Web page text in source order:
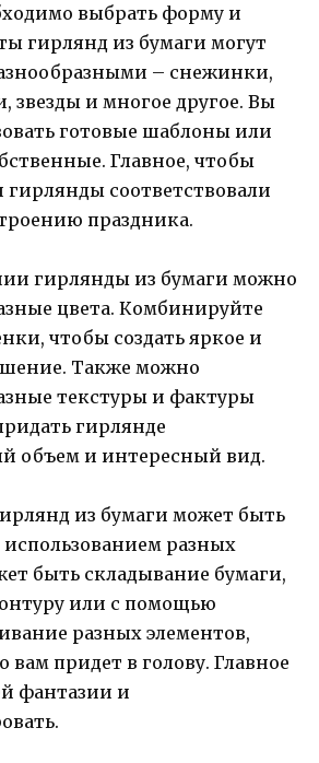
выбрать форму и
гирлянд из бумаги могут
– снежинки,
звезды и многое другое. Вы
готовые шаблоны или
Главное, чтобы
соответствовали
праздника.
гирлянды из бумаги можно
цвета. Комбинируйте
чтобы создать яркое и
Также можно
текстуры и фактуры
гирлянде
объем и интересный вид.
из бумаги может быть
использованием разных
быть складывание бумаги,
или с помощью
разных элементов,
вам придет в голову. Главное
фантазии и